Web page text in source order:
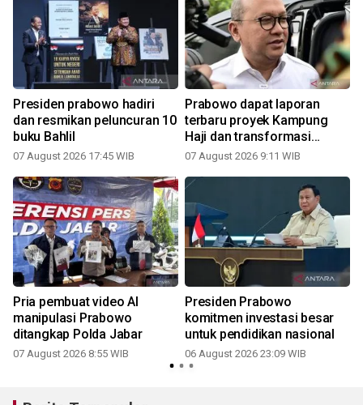
Presiden prabowo hadiri
dan resmikan peluncuran 10
buku Bahlil
07 August 2026 17:45 WIB
Prabowo dapat laporan
terbaru proyek Kampung
Haji dan transformasi
BUMN
07 August 2026 9:11 WIB
Pria pembuat video AI
manipulasi Prabowo
ditangkap Polda Jabar
07 August 2026 8:55 WIB
Presiden Prabowo
komitmen investasi besar
untuk pendidikan nasional
06 August 2026 23:09 WIB